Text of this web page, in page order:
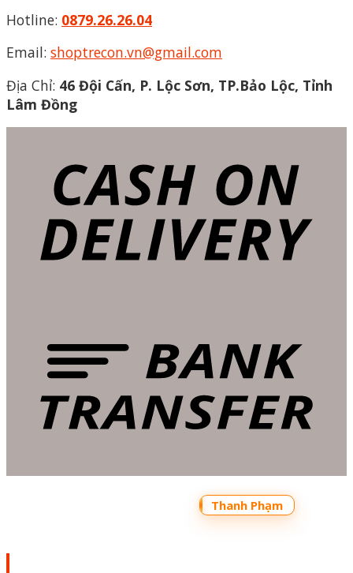
Hotline: 0879.26.26.04
Email: shoptrecon.vn@gmail.com
Địa Chỉ: 46 Đội Cấn, P. Lộc Sơn, TP.Bảo Lộc, Tỉnh
Lâm Đồng
Thanh Phạm